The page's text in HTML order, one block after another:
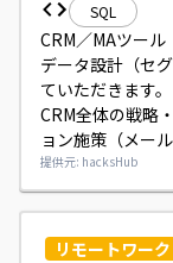
SQL
CRM／MAツー
データ設計（セ
ていただきます。
CRM全体の戦略
ョン施策（メー
画・実行、マー
連携、要件定義
当いただきます。
提供元: hacksHub
リモートワーク